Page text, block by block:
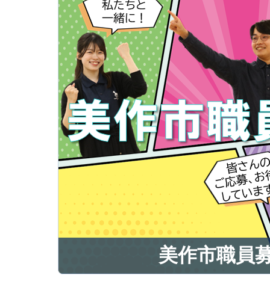
ふるさと納
美作市にふるさと納税を
か？
美作市職員